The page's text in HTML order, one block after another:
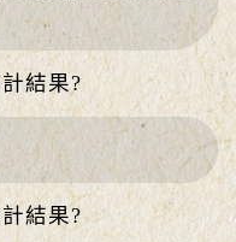
結果?
結果?